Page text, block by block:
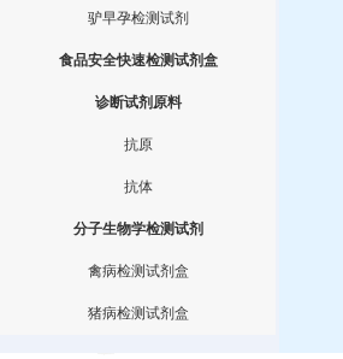
驴早孕检测试剂
食品安全快速检测试剂盒
诊断试剂原料
抗原
抗体
分子生物学检测试剂
禽病检测试剂盒
猪病检测试剂盒